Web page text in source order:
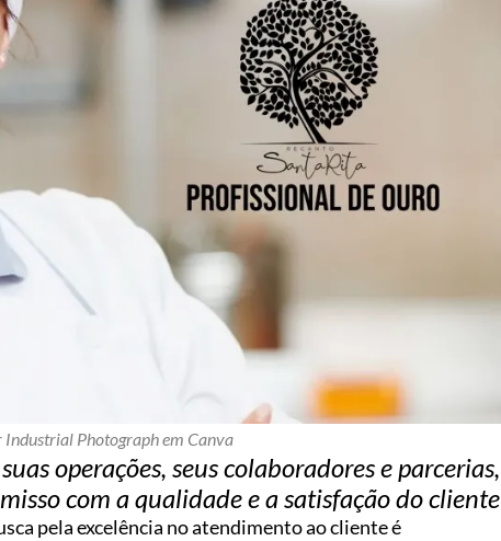
Industrial Photograph em Canva
operações, seus colaboradores e parcerias,
com a qualidade e a satisfação do cliente
pela excelência no atendimento ao cliente é